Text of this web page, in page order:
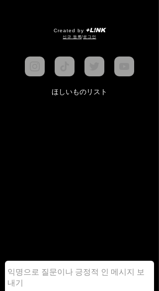
Created by +L!NK
​신규 등록/로그인
ほしいものリスト